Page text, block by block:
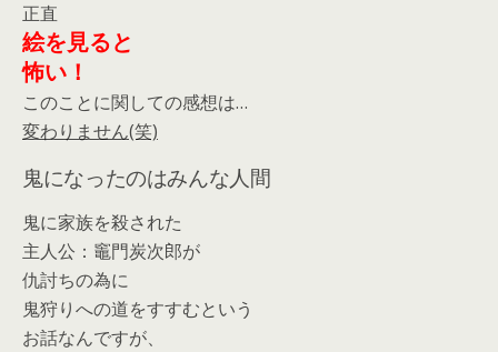
正直
絵を見ると
怖い！
このことに関しての感想は…
変わりません(笑)
鬼になったのはみんな人間
鬼に家族を殺された
主人公：竈門炭次郎が
仇討ちの為に
鬼狩りへの道をすすむという
お話なんですが、